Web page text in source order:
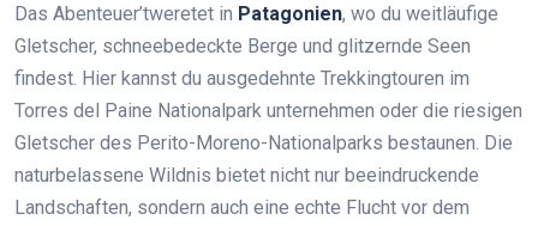
Das Abenteuer’tweretet in Patagonien, wo du weitläufige
Gletscher, schneebedeckte Berge und glitzernde Seen
findest. Hier kannst du ausgedehnte Trekkingtouren im
Torres del Paine Nationalpark unternehmen oder die riesigen
Gletscher des Perito-Moreno-Nationalparks bestaunen. Die
naturbelassene Wildnis bietet nicht nur beeindruckende
Landschaften, sondern auch eine echte Flucht vor dem